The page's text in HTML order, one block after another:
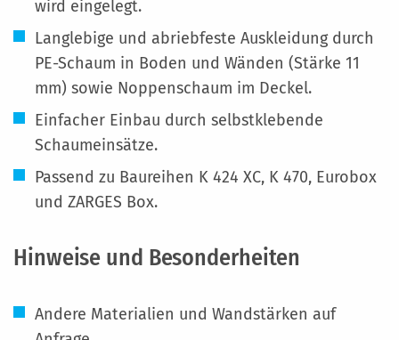
wird eingelegt.
Langlebige und abriebfeste Auskleidung durch
PE-Schaum in Boden und Wänden (Stärke 11
mm) sowie Noppenschaum im Deckel.
Einfacher Einbau durch selbstklebende
Schaumeinsätze.
Passend zu Baureihen K 424 XC, K 470, Eurobox
und ZARGES Box.
Hinweise und Besonderheiten
Andere Materialien und Wandstärken auf